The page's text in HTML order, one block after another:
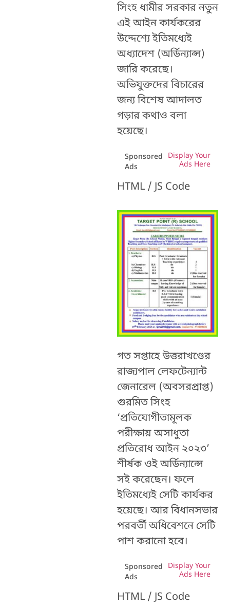
সিংহ ধামীর সরকার নতুন
এই আইন কার্যকরের
উদ্দেশ্যে ইতিমধ্যেই
অধ্যাদেশ (অর্ডিন্যান্স)
জারি করেছে।
অভিযুক্তদের বিচারের
জন্য বিশেষ আদালত
গড়ার কথাও বলা
হয়েছে।
Sponsored
Ads
Display Your
Ads Here
HTML / JS Code
গত সপ্তাহে উত্তরাখণ্ডের
রাজ্যপাল লেফটেন্যান্ট
জেনারেল (অবসরপ্রাপ্ত)
গুরমিত সিংহ
‘প্রতিযোগীতামূলক
পরীক্ষায় অসাধুতা
প্রতিরোধ আইন ২০২৩’
শীর্ষক ওই অর্ডিন্যান্সে
সই করেছেন। ফলে
ইতিমধ্যেই সেটি কার্যকর
হয়েছে। আর বিধানসভার
পরবর্তী অধিবেশনে সেটি
পাশ করানো হবে।
Sponsored
Ads
Display Your
Ads Here
HTML / JS Code